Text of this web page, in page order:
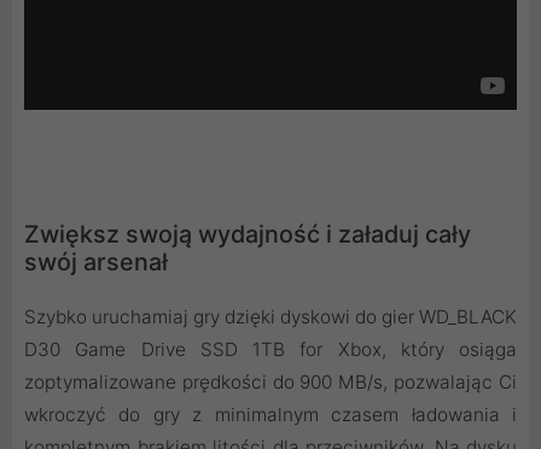
Zwiększ swoją wydajność i załaduj cały
swój arsenał
Szybko uruchamiaj gry dzięki dyskowi do gier WD_BLACK
D30 Game Drive SSD 1TB for Xbox, który osiąga
zoptymalizowane prędkości do 900 MB/s, pozwalając Ci
wkroczyć do gry z minimalnym czasem ładowania i